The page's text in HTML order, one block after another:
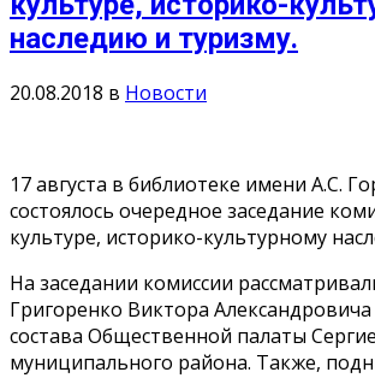
наследию и туризму.
20.08.2018 в Новости
17 августа в библиотеке имени А.С.
состоялось очередное заседание
культуре, историко-культурному
На заседании комиссии
Григоренко Виктора
состава Общественной палаты
муниципального района. Также,